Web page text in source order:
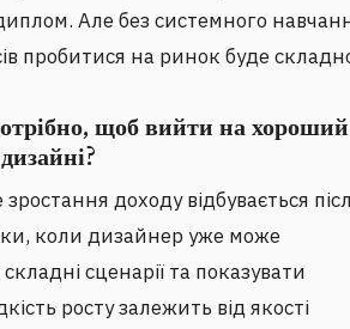
Але без системного
пробитися на ринок буде
щоб вийти на хороший
доходу відбувається
коли дизайнер уже може
сценарії та показувати
росту залежить від якості